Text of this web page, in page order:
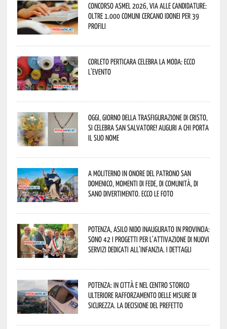
Concorso Asmel 2026, via alle candidature:
oltre 1.000 Comuni cercano idonei per 39
profili
Corleto Perticara celebra la moda: ecco
l’evento
Oggi, giorno della Trasfigurazione di Cristo,
si celebra San Salvatore! Auguri a chi porta
il suo nome
A Moliterno in onore del Patrono San
Domenico, momenti di fede, di comunità, di
sano divertimento. Ecco le foto
Potenza, asilo nido inaugurato in provincia:
sono 42 i progetti per l’attivazione di nuovi
servizi dedicati all’infanzia. I dettagli
Potenza: in città e nel centro storico
ulteriore rafforzamento delle misure di
sicurezza. La decisione del Prefetto